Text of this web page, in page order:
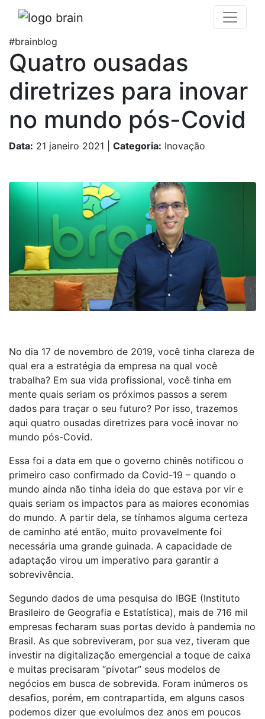
#brainblog
Quatro ousadas
diretrizes para inovar
no mundo pós-Covid
Data: 21 janeiro 2021 Categoria: Inovação
No dia 17 de novembro de 2019, você tinha clareza de
qual era a estratégia da empresa na qual você
trabalha? Em sua vida profissional, você tinha em
mente quais seriam os próximos passos a serem
dados para traçar o seu futuro? Por isso, trazemos
aqui quatro ousadas diretrizes para você inovar no
mundo pós-Covid.
Essa foi a data em que o governo chinês notificou o
primeiro caso confirmado da Covid-19 – quando o
mundo ainda não tinha ideia do que estava por vir e
quais seriam os impactos para as maiores economias
do mundo. A partir dela, se tínhamos alguma certeza
de caminho até então, muito provavelmente foi
necessária uma grande guinada. A capacidade de
adaptação virou um imperativo para garantir a
sobrevivência.
Segundo dados de uma pesquisa do IBGE (Instituto
Brasileiro de Geografia e Estatística), mais de 716 mil
empresas fecharam suas portas devido à pandemia no
Brasil. As que sobreviveram, por sua vez, tiveram que
investir na digitalização emergencial a toque de caixa
e muitas precisaram “pivotar” seus modelos de
negócios em busca de sobrevida. Foram inúmeros os
desafios, porém, em contrapartida, em alguns casos
podemos dizer que evoluímos dez anos em poucos